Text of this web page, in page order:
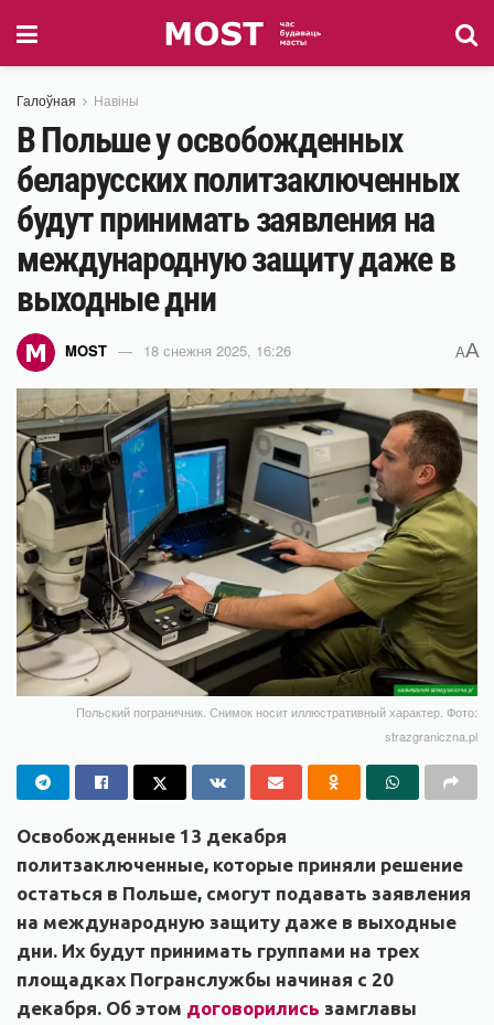
Галоўная Навіны
В Польше у освобожденных
беларусских политзаключенных
будут принимать заявления на
международную защиту даже в
выходные дни
MOST 18 снежня 2025, 16:26 AA
Польский пограничник. Снимок носит иллюстративный характер. Фото:
strazgraniczna.pl
Освобожденные 13 декабря
политзаключенные, которые приняли решение
остаться в Польше, смогут подавать заявления
на международную защиту даже в выходные
дни. Их будут принимать группами на трех
площадках Погранслужбы начиная с 20
декабря. Об этом договорились замглавы